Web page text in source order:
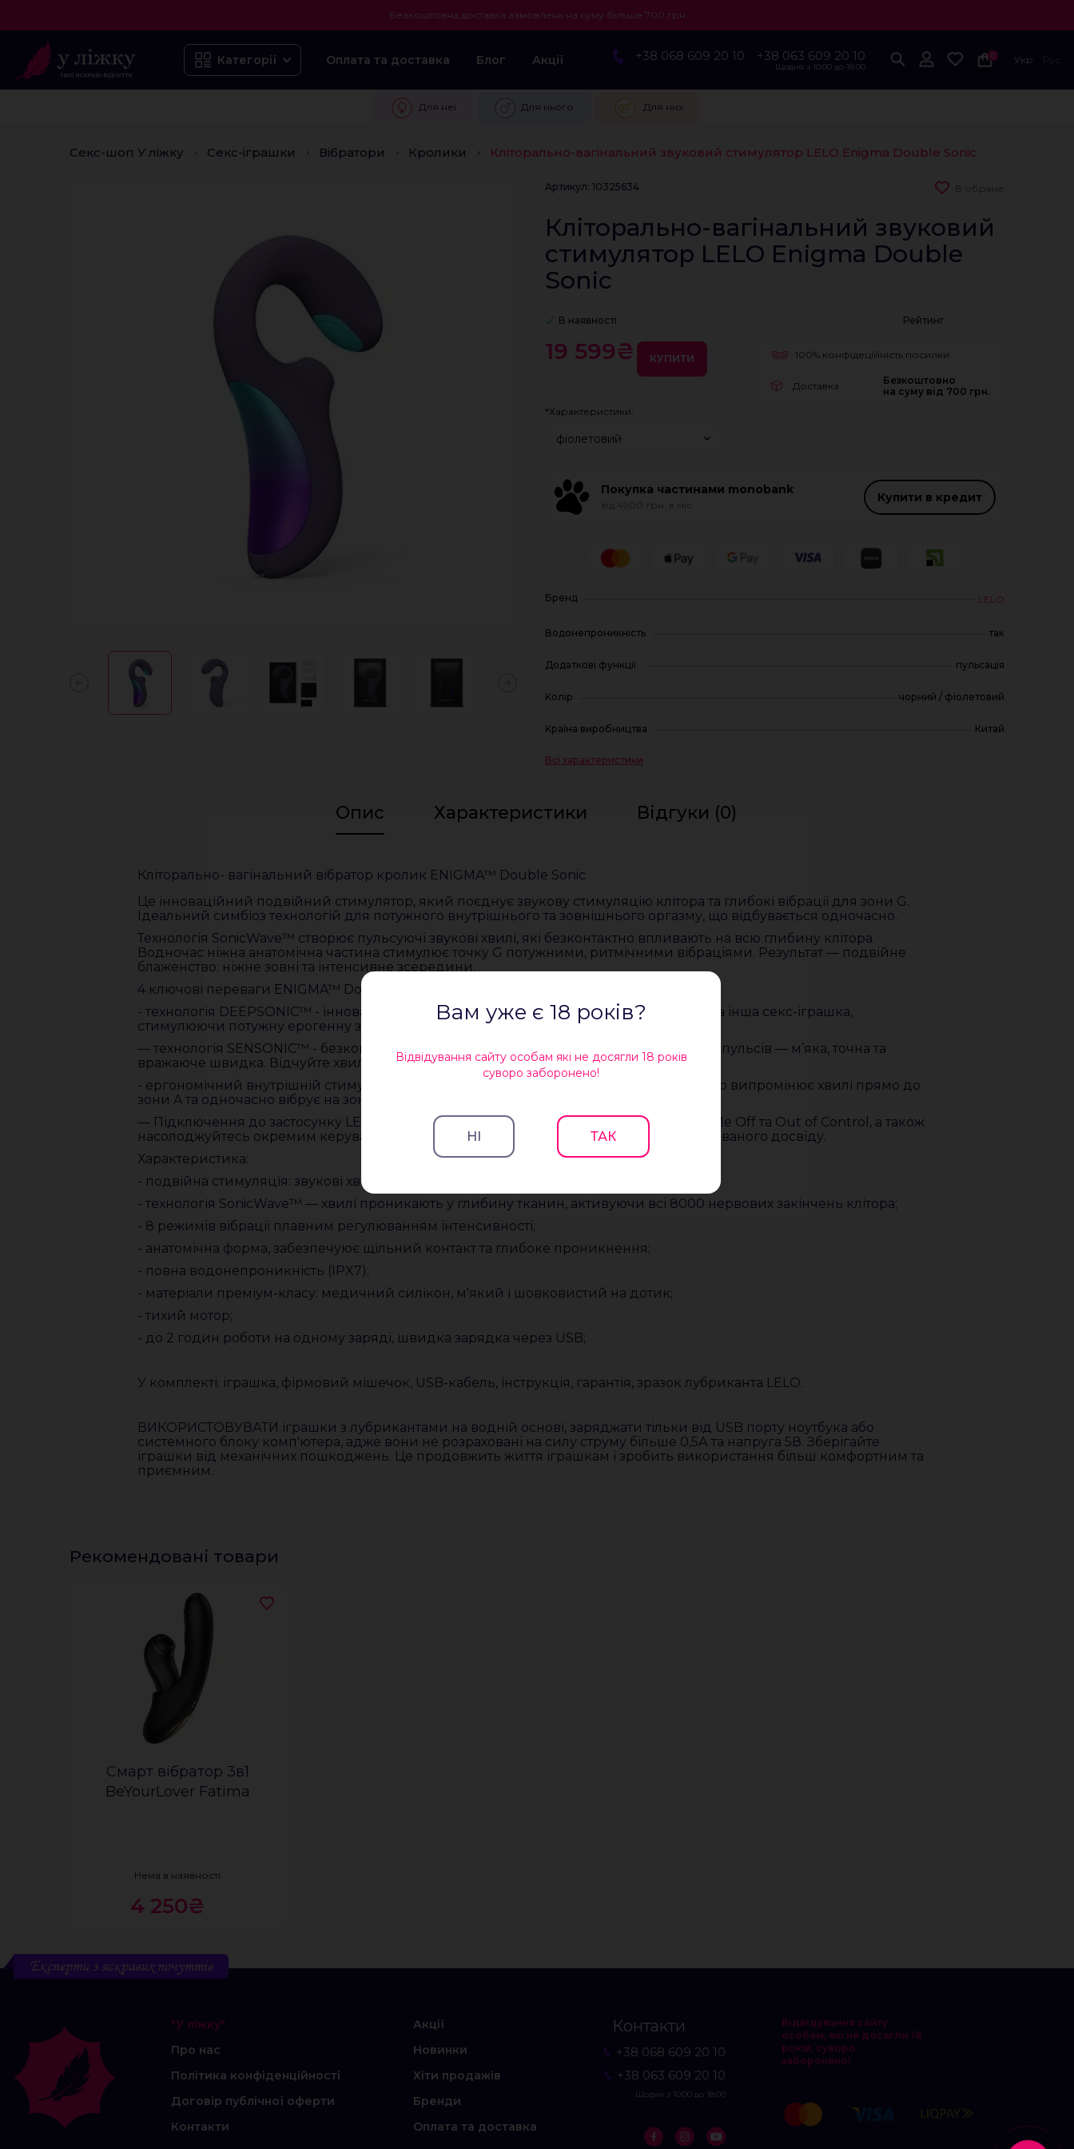
Безкоштовна доставка замовлень на суму більше 700 грн
Категорії Оплата та доставка Блог Акції +38 068 609 20 10 +38 063 609 20 10
Щодня з 10:00 до 18:00
0 Укр
Для неї Для нього Для них
Секс-шоп У ліжку Секс-іграшки Вібратори Кролики Кліторально-вагінальний звуковий стимулятор LELO Enigma Double Sonic
Артикул: 10325634 В обране
Кліторально-вагінальний звуковий
стимулятор LELO Enigma Double
Sonic
В наявності Рейтинг
19 599₴ КУПИТИ 100% конфідеційність посилки
Доставка
Безкоштовно
на суму від 700 грн.
*Характеристики:
фіолетовий
Покупка частинами monobank
від 4900 грн. в міс
Купити в кредит
Бренд LELO
Водонепроникність так
Додаткові функції пульсація
Колір чорний / фіолетовий
Країна виробництва Китай
Всі характеристики
Опис Характеристики Відгуки (0)
Кліторально- вагінальний вібратор кролик ENIGMA™ Double Sonic
Це інноваційний подвійний стимулятор, який поєднує звукову стимуляцію клітора та глибокі вібрації для зони G.
Ідеальний симбіоз технологій для потужного внутрішнього та зовнішнього оргазму, що відбувається одночасно.
Технологія SonicWave™ створює пульсуючі звукові хвилі, які безконтактно впливають на всю глибину клітора.
Водночас ніжна анатомічна частина стимулює точку G потужними, ритмічними вібраціями. Результат — подвійне
блаженство: ніжне зовні та інтенсивне зсередини.
4 ключові переваги ENIGMA™ Double Sonic:
- технологія DEEPSONIC™ - інноваційні звукові хвилі проникають глибше, ніж будь-яка інша секс-іграшка,
стимулюючи потужну ерогенну зону A — зону неймовірного оргазму.
— технологія SENSONIC™ - безконтактна стимуляція клітора за допомогою звукових імпульсів — м’яка, точна та
вражаюче швидка. Відчуйте хвилю задоволення без прямого дотику.
- ергономічний внутрішній стимулятор - анатомічна форма з пульсуючим кінчиком, що випромінює хвилі прямо до
зони A та одночасно вібрує на зону G. Подвійна дія для максимального ефекту.
— Підключення до застосунку LELO - розблокуйте два ексклюзивні режими — Finish Me Off та Out of Control, а також
насолоджуйтесь окремим керуванням кожним моторчиком для глибоко персоналізованого досвіду.
Характеристика:
- подвійна стимуляція: звукові хвилі для клітора + вібрації для зони G;
- технологія SonicWave™ — хвилі проникають у глибину тканин, активуючи всі 8000 нервових закінчень клітора;
- 8 режимів вібрації плавним регулюванням інтенсивності;
- анатомічна форма, забезпечуює щільний контакт та глибоке проникнення;
- повна водонепроникність (IPX7);
- матеріали преміум-класу: медичний силікон, м'який і шовковистий на дотик;
- тихий мотор;
- до 2 годин роботи на одному заряді, швидка зарядка через USB;
У комплекті: іграшка, фірмовий мішечок, USB-кабель, інструкція, гарантія, зразок лубриканта LELO.
ВИКОРИСТОВУВАТИ іграшки з лубрикантами на водній основі, заряджати тільки від USB порту ноутбука або
системного блоку комп'ютера, адже вони не розраховані на силу струму більше 0,5А та напруга 5В. Зберігайте
іграшки від механічних пошкоджень. Це продовжить життя іграшкам і зробить використання більш комфортним та
приємним.
Рекомендовані товари
Смарт вібратор 3в1
BeYourLover Fatima
Нема в наявності
4 250₴
Експерти з яскравих почуттів
"У ліжку"
Про нас
Політика конфіденційності
Договір публічної оферти
Контакти
Акції
Новинки
Хіти продажів
Бренди
Оплата та доставка
Контакти
+38 068 609 20 10
+38 063 609 20 10
Щодня з 10:00 до 18:00
Відвідування сайту
особам, які не досягли 18
років, суворо
заборонено!
Вам уже є 18 років?
Відвідування сайту особам які не досягли 18 років
суворо заборонено!
НІ ТАК